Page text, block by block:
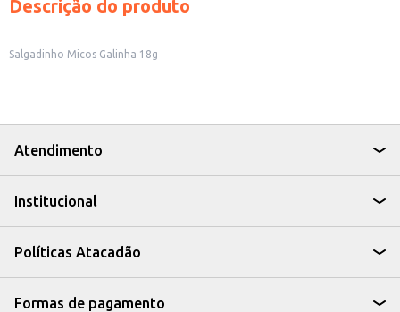
Descrição do produto
Salgadinho Micos Galinha 18g
Atendimento
Institucional
Políticas Atacadão
Formas de pagamento